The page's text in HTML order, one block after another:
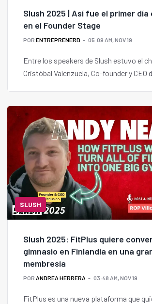
Slush 2025 | Así fue el primer día
en el Founder Stage
POR ENTREPRENERD 05:09 AM, NOV 19
Entre los speakers de Slush estuvo el
Cristóbal Valenzuela, Co-founder y CEO
SLUSH
Slush 2025: FitPlus quiere
gimnasio en Finlandia en una
membresía
POR ANDREA HERRERA 03:48 AM, NOV 19
FitPlus es una nueva plataforma que